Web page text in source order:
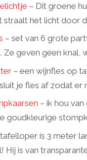
– Dit groene
straalt het licht door
– set van 6 grote
Ze geven geen knal,
– een wijnfles op
je fles af zodat er
– ik hou
goudkleurige
is 3 meter
Hij is van